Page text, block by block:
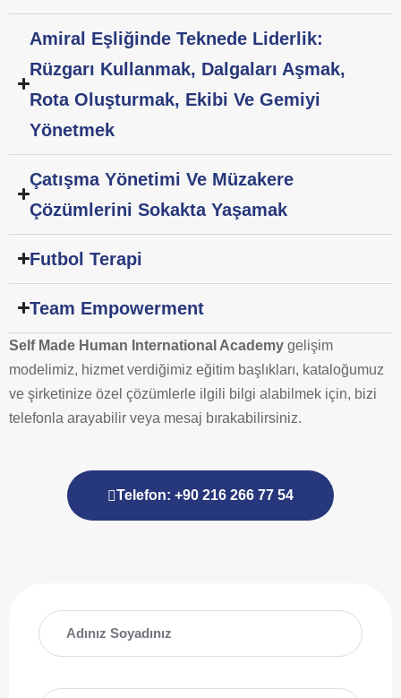
Amiral Eşliğinde Teknede Liderlik:
Rüzgarı Kullanmak, Dalgaları Aşmak,
Rota Oluşturmak, Ekibi Ve Gemiyi
Yönetmek
Çatışma Yönetimi Ve Müzakere
Çözümlerini Sokakta Yaşamak
Futbol Terapi
Team Empowerment
Self Made Human International Academy gelişim
modelimiz, hizmet verdiğimiz eğitim başlıkları, kataloğumuz
ve şirketinize özel çözümlerle ilgili bilgi alabilmek için, bizi
telefonla arayabilir veya mesaj bırakabilirsiniz.
Telefon: +90 216 266 77 54